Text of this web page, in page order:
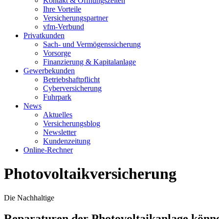
Ihre Vorteile
Versicherungspartner
vfm-Verbund
Privatkunden
Sach- und Vermögenssicherung
Vorsorge
Finanzierung & Kapitalanlage
Gewerbekunden
Betriebshaftpflicht
Cyberversicherung
Fuhrpark
News
Aktuelles
Versicherungsblog
Newsletter
Kundenzeitung
Online-Rechner
Photovoltaikversicherung
Die Nachhaltige